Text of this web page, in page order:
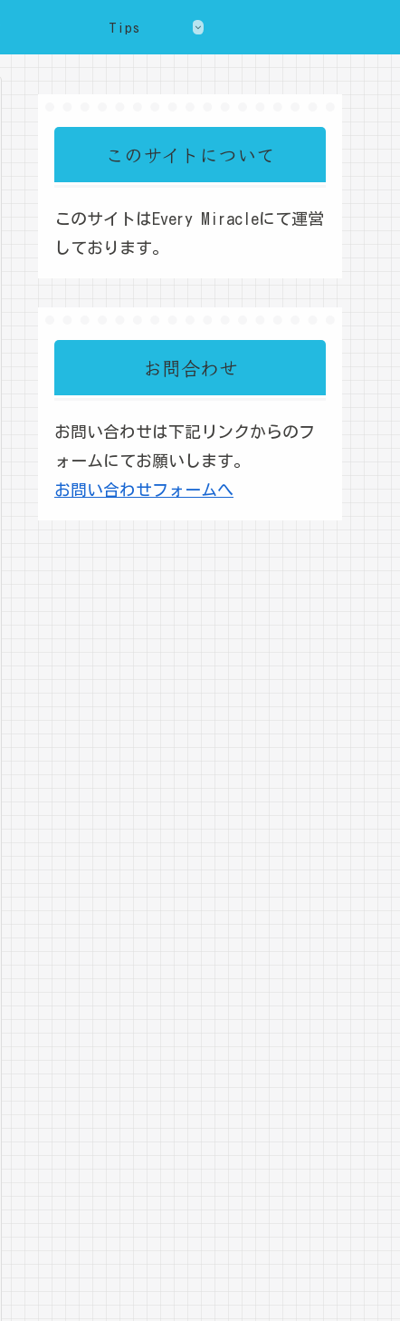
Tips
このサイトについて
このサイトはEvery Miracleにて運営
しております。
お問合わせ
お問い合わせは下記リンクからのフ
ォームにてお願いします。
お問い合わせフォームへ